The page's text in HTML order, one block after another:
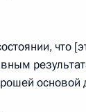
Аль
что